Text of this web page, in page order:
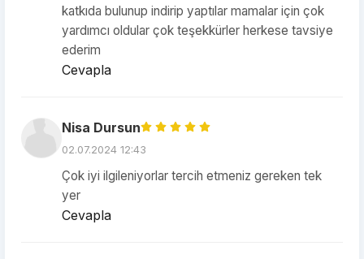
katkıda bulunup indirip yaptılar mamalar için çok
yardımcı oldular çok teşekkürler herkese tavsiye
ederim
Cevapla
Nisa Dursun
02.07.2024 12:43
Çok iyi ilgileniyorlar tercih etmeniz gereken tek
yer
Cevapla